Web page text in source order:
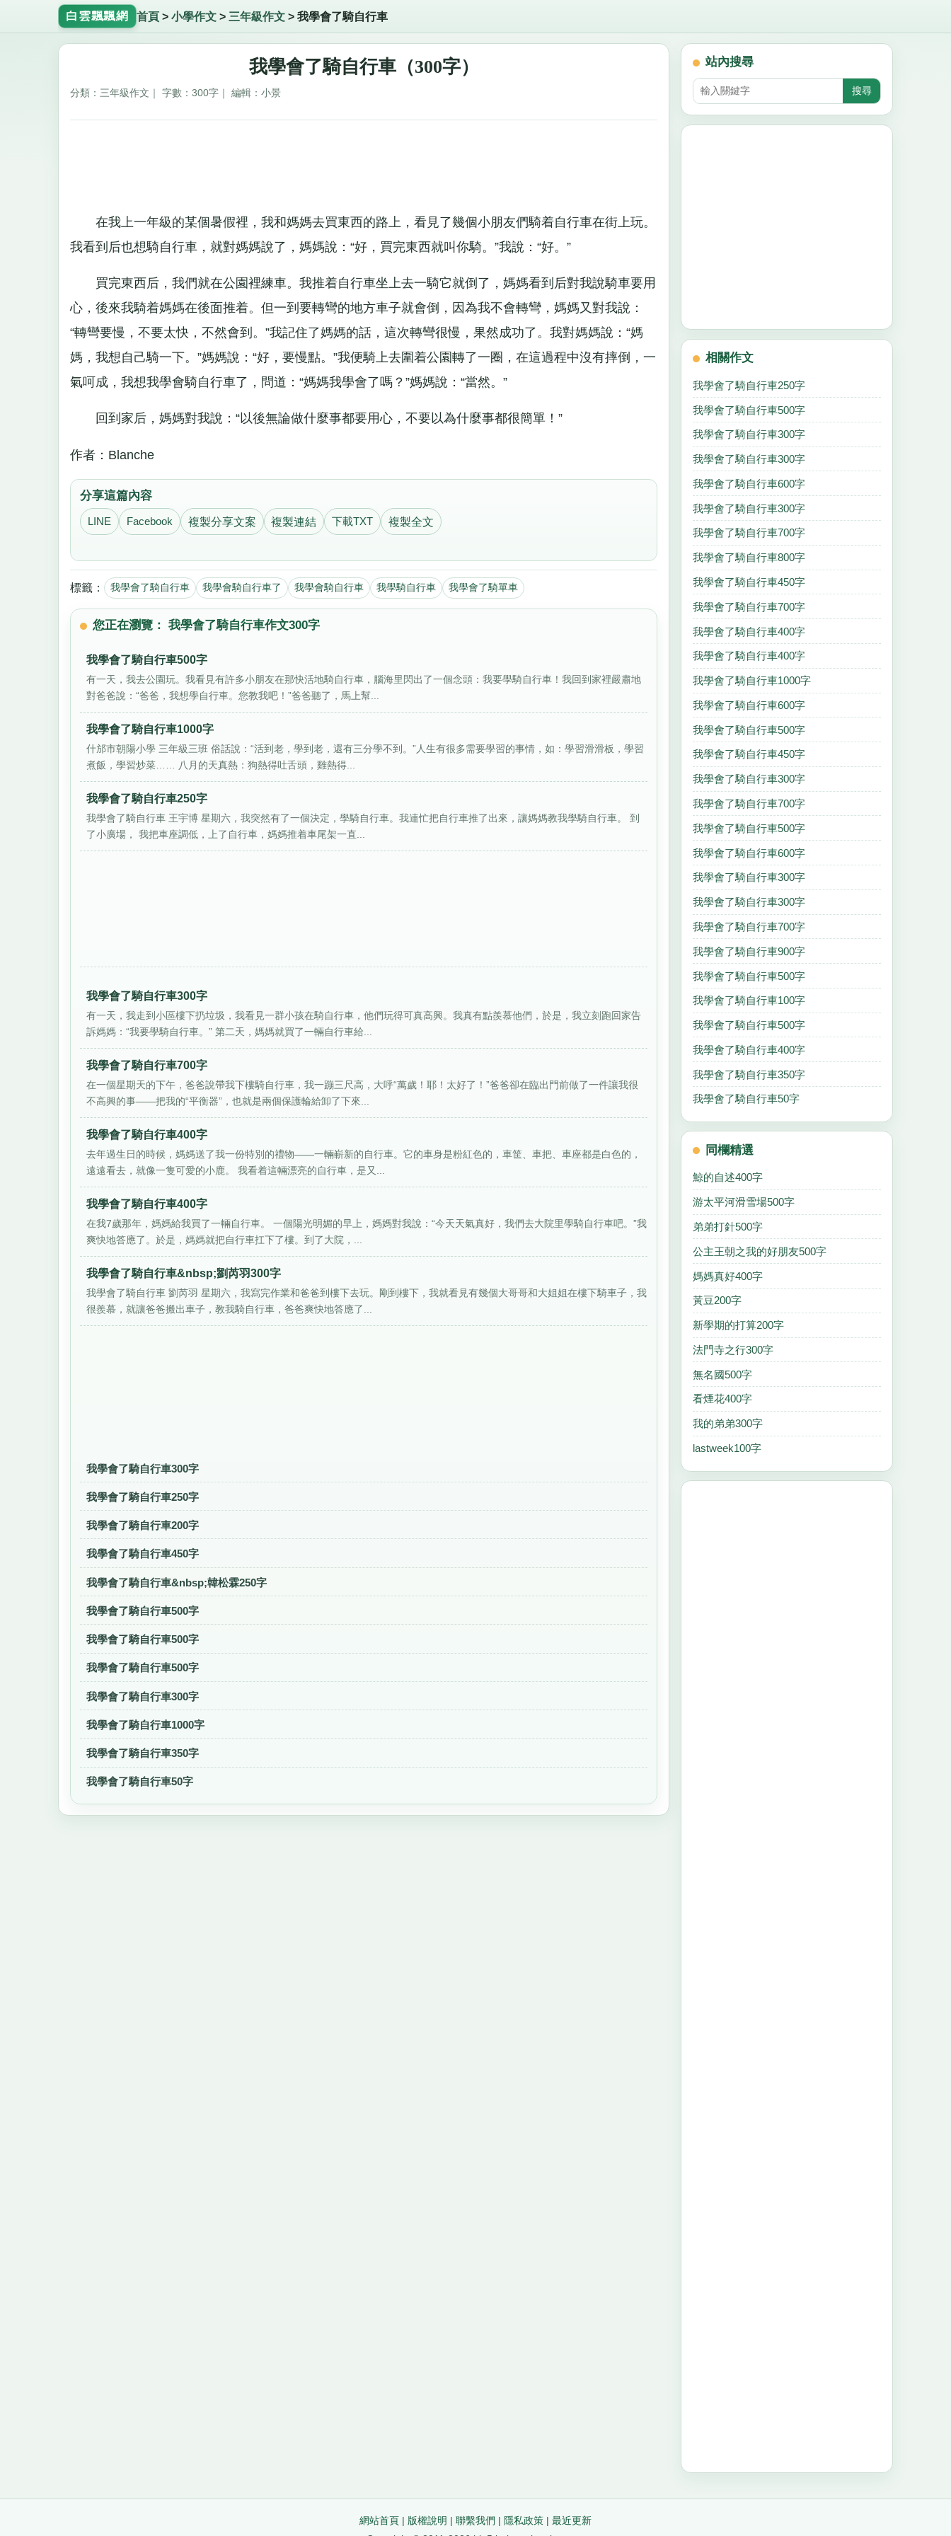
白雲飄飄網 首頁> 小學作文> 三年級作文> 我學會了騎自行車
我學會了騎自行車（300字）
分類：三年級作文｜ 字數：300字｜ 編輯：小景
在我上一年級的某個暑假裡，我和媽媽去買東西的路上，看見了幾個小朋友們騎着自行車在街上玩。
我看到后也想騎自行車，就對媽媽說了，媽媽說：“好，買完東西就叫你騎。”我說：“好。”
買完東西后，我們就在公園裡練車。我推着自行車坐上去一騎它就倒了，媽媽看到后對我說騎車要用
心，後來我騎着媽媽在後面推着。但一到要轉彎的地方車子就會倒，因為我不會轉彎，媽媽又對我說：
“轉彎要慢，不要太快，不然會到。”我記住了媽媽的話，這次轉彎很慢，果然成功了。我對媽媽說：“媽
媽，我想自己騎一下。”媽媽說：“好，要慢點。”我便騎上去圍着公園轉了一圈，在這過程中沒有摔倒，一
氣呵成，我想我學會騎自行車了，問道：“媽媽我學會了嗎？”媽媽說：“當然。”
回到家后，媽媽對我說：“以後無論做什麼事都要用心，不要以為什麼事都很簡單！”
作者：Blanche
分享這篇內容
LINE Facebook 複製分享文案 複製連結 下載TXT 複製全文
標籤： 我學會了騎自行車 我學會騎自行車了 我學會騎自行車 我學騎自行車 我學會了騎單車
您正在瀏覽： 我學會了騎自行車作文300字
我學會了騎自行車500字
有一天，我去公園玩。我看見有許多小朋友在那快活地騎自行車，腦海里閃出了一個念頭：我要學騎自行車！我回到家裡嚴肅地
對爸爸說：“爸爸，我想學自行車。您教我吧！”爸爸聽了，馬上幫...
我學會了騎自行車1000字
什邡市朝陽小學 三年級三班 俗話說：“活到老，學到老，還有三分學不到。”人生有很多需要學習的事情，如：學習滑滑板，學習
煮飯，學習炒菜…… 八月的天真熱：狗熱得吐舌頭，雞熱得...
我學會了騎自行車250字
我學會了騎自行車 王宇博 星期六，我突然有了一個決定，學騎自行車。我連忙把自行車推了出來，讓媽媽教我學騎自行車。 到
了小廣場， 我把車座調低，上了自行車，媽媽推着車尾架一直...
我學會了騎自行車300字
有一天，我走到小區樓下扔垃圾，我看見一群小孩在騎自行車，他們玩得可真高興。我真有點羨慕他們，於是，我立刻跑回家告
訴媽媽：“我要學騎自行車。” 第二天，媽媽就買了一輛自行車給...
我學會了騎自行車700字
在一個星期天的下午，爸爸說帶我下樓騎自行車，我一蹦三尺高，大呼“萬歲！耶！太好了！”爸爸卻在臨出門前做了一件讓我很
不高興的事——把我的“平衡器”，也就是兩個保護輪給卸了下來...
我學會了騎自行車400字
去年過生日的時候，媽媽送了我一份特別的禮物——一輛嶄新的自行車。它的車身是粉紅色的，車筐、車把、車座都是白色的，
遠遠看去，就像一隻可愛的小鹿。 我看着這輛漂亮的自行車，是又...
我學會了騎自行車400字
在我7歲那年，媽媽給我買了一輛自行車。 一個陽光明媚的早上，媽媽對我說：“今天天氣真好，我們去大院里學騎自行車吧。”我
爽快地答應了。於是，媽媽就把自行車扛下了樓。到了大院，...
我學會了騎自行車&nbsp;劉芮羽300字
我學會了騎自行車 劉芮羽 星期六，我寫完作業和爸爸到樓下去玩。剛到樓下，我就看見有幾個大哥哥和大姐姐在樓下騎車子，我
很羨慕，就讓爸爸搬出車子，教我騎自行車，爸爸爽快地答應了...
我學會了騎自行車300字
我學會了騎自行車250字
我學會了騎自行車200字
我學會了騎自行車450字
我學會了騎自行車&nbsp;韓松霖250字
我學會了騎自行車500字
我學會了騎自行車500字
我學會了騎自行車500字
我學會了騎自行車300字
我學會了騎自行車1000字
我學會了騎自行車350字
我學會了騎自行車50字
站內搜尋
相關作文
我學會了騎自行車250字
我學會了騎自行車500字
我學會了騎自行車300字
我學會了騎自行車300字
我學會了騎自行車600字
我學會了騎自行車300字
我學會了騎自行車700字
我學會了騎自行車800字
我學會了騎自行車450字
我學會了騎自行車700字
我學會了騎自行車400字
我學會了騎自行車400字
我學會了騎自行車1000字
我學會了騎自行車600字
我學會了騎自行車500字
我學會了騎自行車450字
我學會了騎自行車300字
我學會了騎自行車700字
我學會了騎自行車500字
我學會了騎自行車600字
我學會了騎自行車300字
我學會了騎自行車300字
我學會了騎自行車700字
我學會了騎自行車900字
我學會了騎自行車500字
我學會了騎自行車100字
我學會了騎自行車500字
我學會了騎自行車400字
我學會了騎自行車350字
我學會了騎自行車50字
同欄精選
鯨的自述400字
游太平河滑雪場500字
弟弟打針500字
公主王朝之我的好朋友500字
媽媽真好400字
黃豆200字
新學期的打算200字
法門寺之行300字
無名國500字
看煙花400字
我的弟弟300字
lastweek100字
網站首頁 | 版權說明 | 聯繫我們 | 隱私政策 | 最近更新